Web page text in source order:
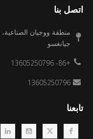
اتصل بنا
منطقة ووجيان
جيانغسو
+86- 13605250796
13605250796
تابعنا